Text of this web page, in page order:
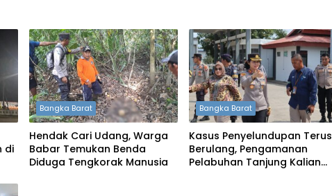
di
Bangka Barat
Hendak Cari Udang, Warga
Babar Temukan Benda
Diduga Tengkorak Manusia
Bangka Barat
Kasus Penyelundupan Terus
Berulang, Pengamanan
Pelabuhan Tanjung Kalian